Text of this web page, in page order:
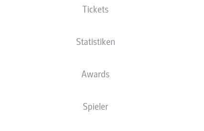
Tickets
Statistiken
Awards
Spieler